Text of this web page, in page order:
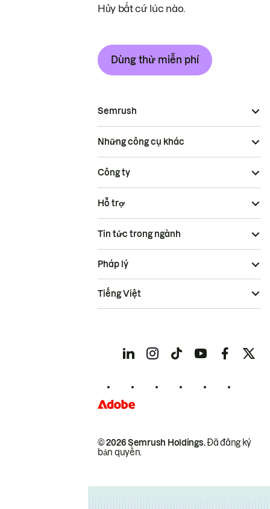
Hủy bất cứ lúc nào.
Dùng thử miễn phí
Semrush
Những công cụ khác
Công ty
Hỗ trợ
Tin tức trong ngành
© 2026 Semrush Holdings.Đã đăng ký
bản quyền.
Pháp lý
Tiếng Việt